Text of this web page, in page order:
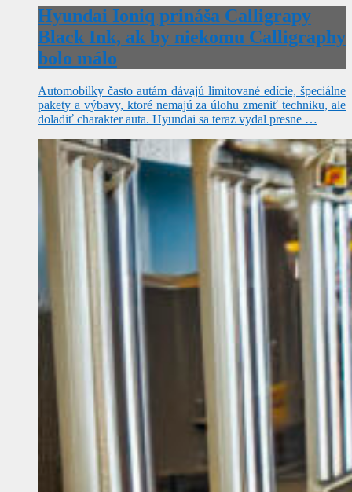
Hyundai Ioniq prináša Calligrapy
Black Ink, ak by niekomu Calligraphy
bolo málo
Automobilky často autám dávajú limitované edície, špeciálne
pakety a výbavy, ktoré nemajú za úlohu zmeniť techniku, ale
doladiť charakter auta. Hyundai sa teraz vydal presne …